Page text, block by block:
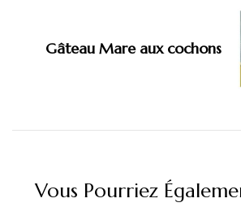
Gâteau Mare aux cochons
Vous Pourriez